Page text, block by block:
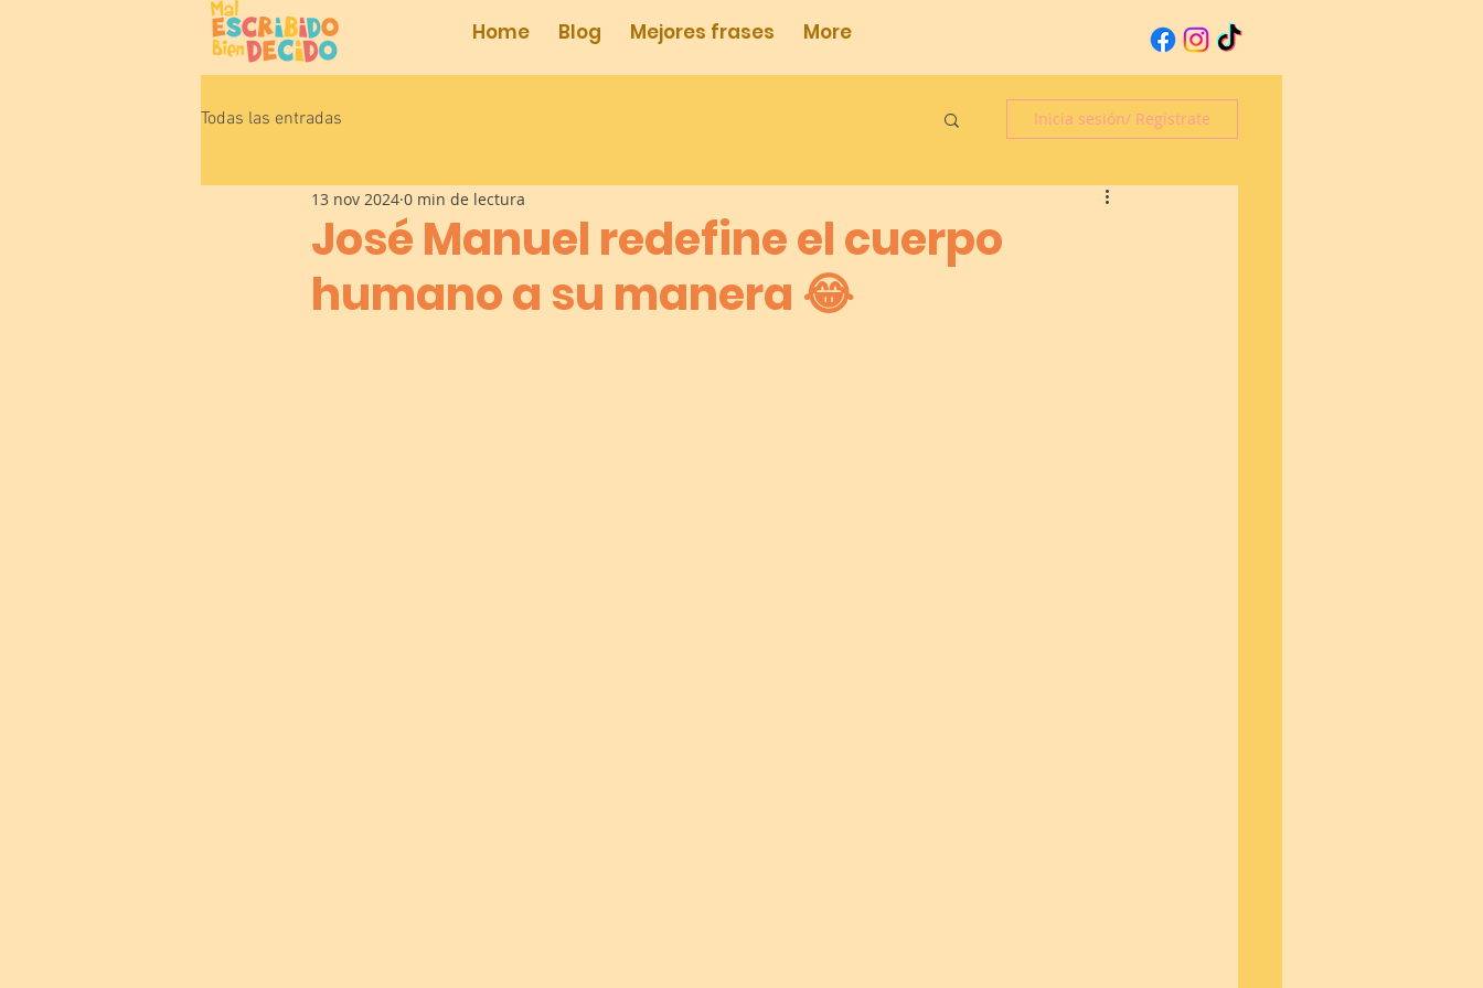
Home Blog Mejores frases More
Todas las entradas Inicia sesión/ Regístrate
José Manuel redefine el cuerpo
humano a su manera 😂
13 nov 2024 0 min de lectura